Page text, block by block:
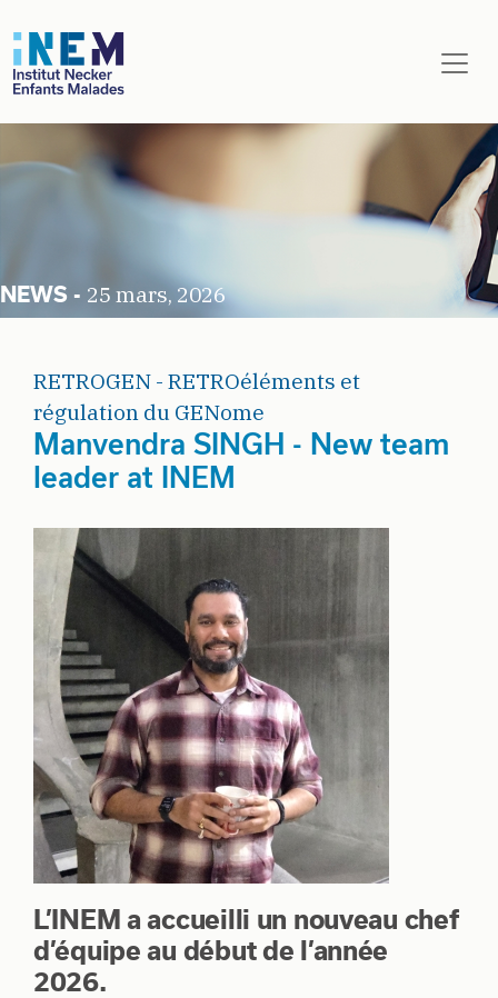
Aller au contenu principal
25 mars, 2026
RETROGEN - RETROéléments et
régulation du GENome
Manvendra SINGH - New team
leader at INEM
L’INEM a accueilli un nouveau chef
d’équipe au début de l’année
2026.